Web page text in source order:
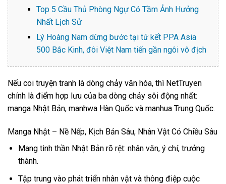
Top 5 Cầu Thủ Phòng Ngự Có Tầm Ảnh Hưởng
Nhất Lịch Sử
Lý Hoàng Nam dừng bước tại tứ kết PPA Asia
500 Bắc Kinh, đôi Việt Nam tiến gần ngôi vô địch
Nếu coi truyện tranh là dòng chảy văn hóa, thì NetTruyen
chính là điểm hợp lưu của ba dòng chảy sôi động nhất:
manga Nhật Bản, manhwa Hàn Quốc và manhua Trung Quốc.
Manga Nhật – Nề Nếp, Kịch Bản Sâu, Nhân Vật Có Chiều Sâu
Mang tinh thần Nhật Bản rõ rệt: nhân văn, ý chí, trưởng
thành.
Tập trung vào phát triển nhân vật và thông điệp cuộc